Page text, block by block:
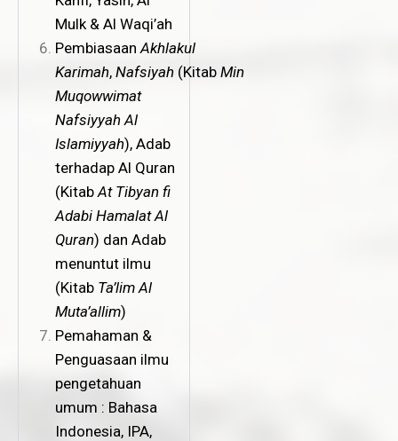
Mulk & Al Waqi’ah
Pembiasaan Akhlakul
Karimah, Nafsiyah(Kitab Min
Muqowwimat
Nafsiyyah Al
Islamiyyah), Adab
terhadap Al Quran
(KitabAt Tibyan fi
Adabi Hamalat Al
Quran) dan Adab
menuntut ilmu
(KitabTa’lim Al
Muta’allim)
Pemahaman &
Penguasaan ilmu
pengetahuan
umum : Bahasa
Indonesia, IPA,